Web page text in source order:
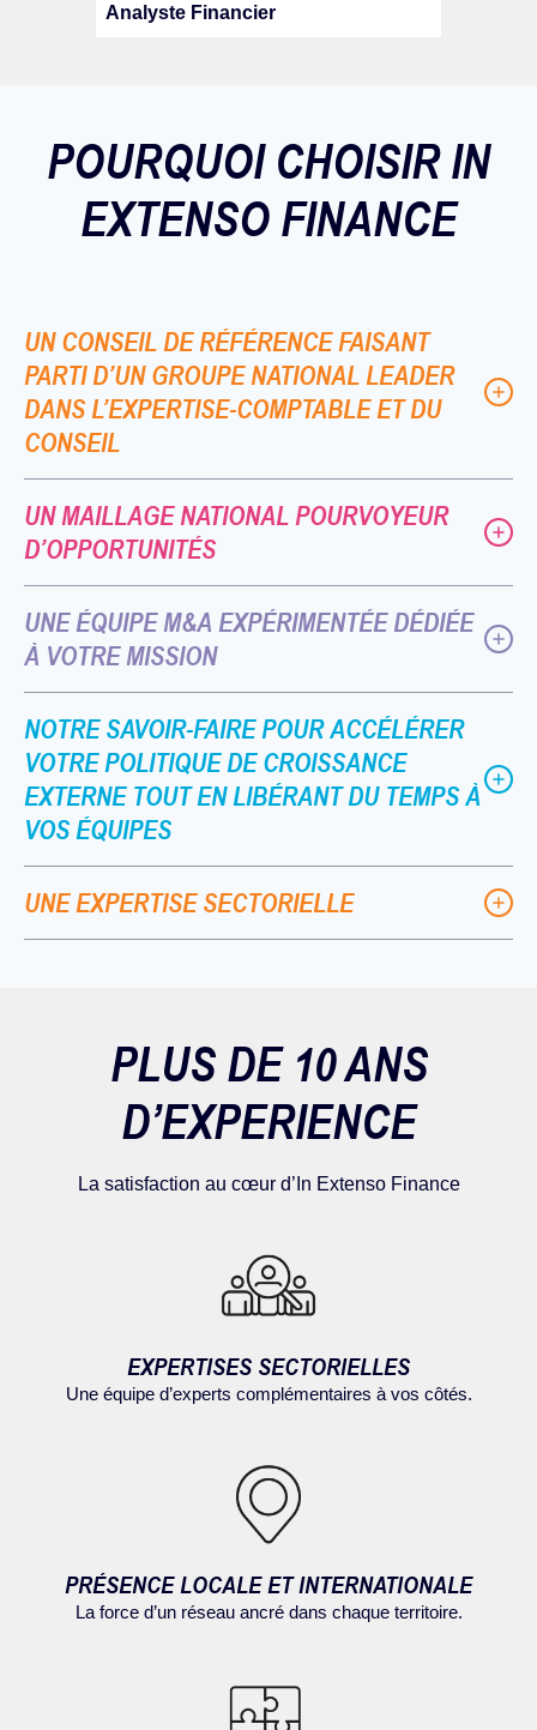
Analyste Financier
POURQUOI CHOISIR IN
EXTENSO FINANCE
UN CONSEIL DE RÉFÉRENCE FAISANT
PARTI D’UN GROUPE NATIONAL LEADER
DANS L’EXPERTISE-COMPTABLE ET DU
CONSEIL
UN MAILLAGE NATIONAL POURVOYEUR
D’OPPORTUNITÉS
UNE ÉQUIPE M&A EXPÉRIMENTÉE DÉDIÉE
À VOTRE MISSION
NOTRE SAVOIR-FAIRE POUR ACCÉLÉRER
VOTRE POLITIQUE DE CROISSANCE
EXTERNE TOUT EN LIBÉRANT DU TEMPS À
VOS ÉQUIPES
UNE EXPERTISE SECTORIELLE
PLUS DE 10 ANS
D’EXPERIENCE
La satisfaction au cœur d’In Extenso Finance
EXPERTISES SECTORIELLES
Une équipe d’experts complémentaires à vos côtés.
PRÉSENCE LOCALE ET INTERNATIONALE
La force d’un réseau ancré dans chaque territoire.